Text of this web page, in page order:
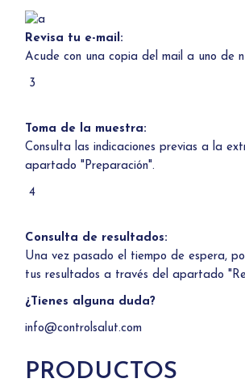
Revisa tu e-mail:
Acude con una copia del mail a uno de
3
Toma de la muestra:
Consulta las indicaciones previas a la
apartado "Preparación".
4
Consulta de resultados:
Una vez pasado el tiempo de espera,
tus resultados a través del apartado
¿Tienes alguna duda?
info@controlsalut.com
PRODUCTOS